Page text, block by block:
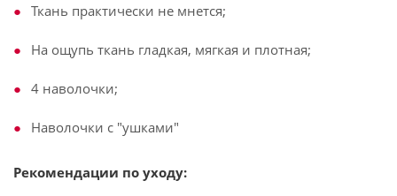
Ткань практически не мнется;
На ощупь ткань гладкая, мягкая и плотная;
4 наволочки;
Наволочки с "ушками"
Рекомендации по уходу: